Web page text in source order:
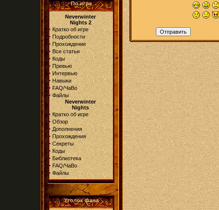
По игре
Neverwinter
Nights 2
· Кратко об игре
· Подробности
· Прохождение
· Все статьи
· Коды
· Превью
· Интервью
· Навыки
· FAQ/ЧаВо
· Файлы
Neverwinter
Nights
· Кратко об игре
· Обзор
· Дополнения
· Прохождения
· Секреты
· Коды
· Библиотека
· FAQ/ЧаВо
· Файлы
Уголок фана